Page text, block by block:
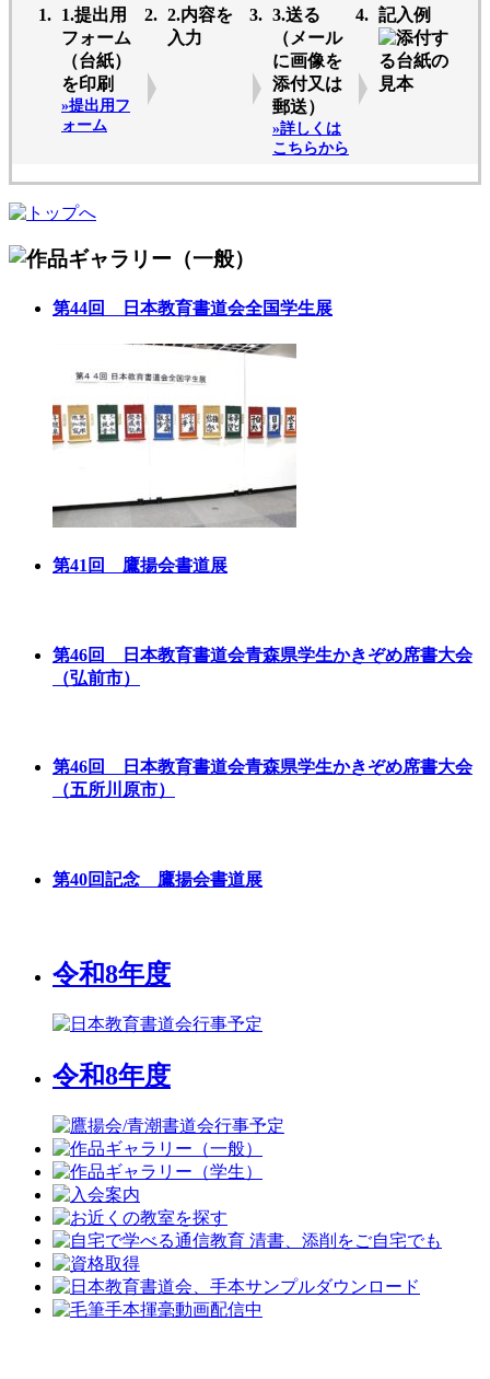
1.提出用
フォーム
（台紙）
を印刷
»提出用フ
ォーム
2.内容を
入力
3.送る
（メール
に画像を
添付又は
郵送）
»詳しくは
こちらから
記入例
第44回 日本教育書道会全国学生展
第41回 鷹揚会書道展
第46回 日本教育書道会青森県学生かきぞめ席書大会
（弘前市）
第46回 日本教育書道会青森県学生かきぞめ席書大会
（五所川原市）
第40回記念 鷹揚会書道展
令和8年度
令和8年度